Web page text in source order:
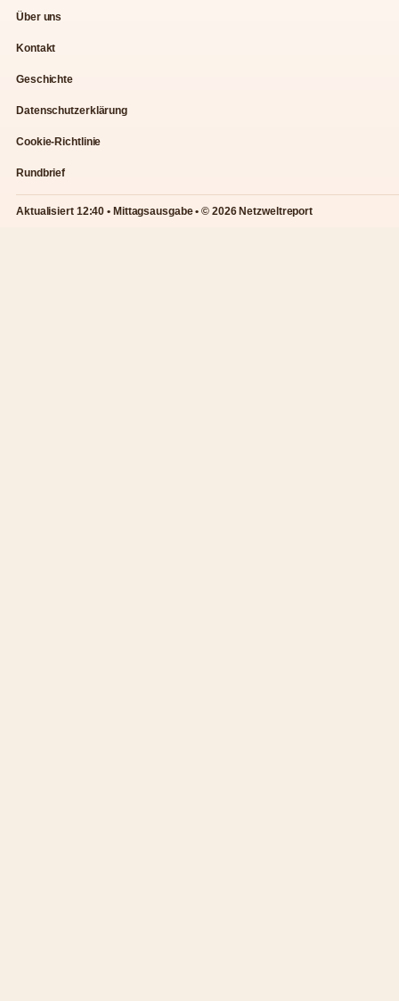
Über uns
Kontakt
Geschichte
Datenschutzerklärung
Cookie-Richtlinie
Rundbrief
Aktualisiert 12:40 • Mittagsausgabe • © 2026 Netzweltreport